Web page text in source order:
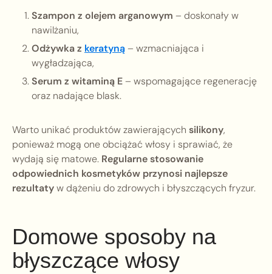
Szampon z olejem arganowym – doskonały w
nawilżaniu,
Odżywka z keratyną– wzmacniająca i
wygładzająca,
Serum z witaminą E– wspomagające regenerację
oraz nadające blask.
Warto unikać produktów zawierających silikony,
ponieważ mogą one obciążać włosy i sprawiać, że
wydają się matowe. Regularne stosowanie
odpowiednich kosmetyków przynosi najlepsze
rezultatyw dążeniu do zdrowych i błyszczących fryzur.
Domowe sposoby na
błyszczące włosy